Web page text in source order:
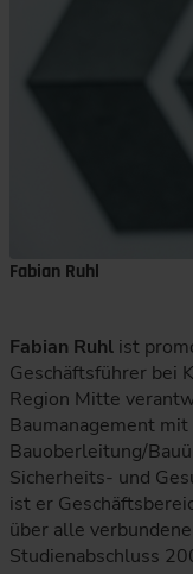
Fabian Ruhl
Fabian Ruhl ist
Geschäftsführer bei
Region Mitte
Baumanagement
Bauoberleitung/
Sicherheits- und
ist er
über alle
Studienabschluss